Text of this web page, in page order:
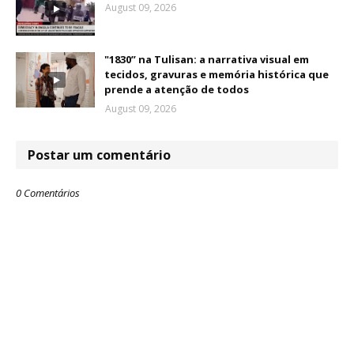
August 09, 2026
"1830” na Tulisan: a narrativa visual em
tecidos, gravuras e memória histórica que
prende a atenção de todos
August 09, 2026
Postar um comentário
0 Comentários